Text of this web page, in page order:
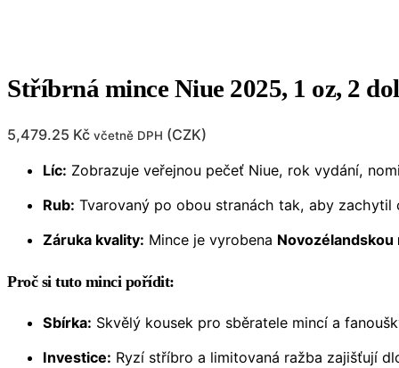
Stříbrná mince Niue 2025, 1 oz, 2
5,479.25 Kč včetně DPH (CZK)
Líc: Zobrazuje veřejnou pečeť Niue, rok vydání,
Rub: Tvarovaný po obou stranách tak, aby
Záruka kvality: Mince je vyrobena Novozélandskou
Proč si tuto minci pořídit:
Sbírka: Skvělý kousek pro sběratele mincí a
Investice: Ryzí stříbro a limitovaná ražba zajišťují